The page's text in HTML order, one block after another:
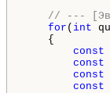
// ---
for ( int
{
const
const
const
const